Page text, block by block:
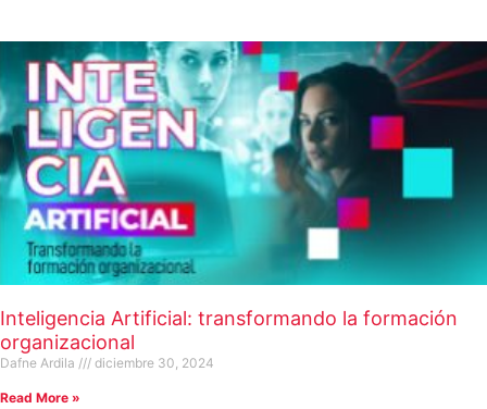
Inteligencia Artificial: transformando la formación
organizacional
Dafne Ardila diciembre 30, 2024
Read More »